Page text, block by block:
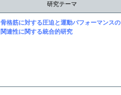
研究テーマ
骨格筋に対する圧迫と運動パフォーマンスの
関連性に関する統合的研究